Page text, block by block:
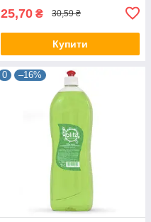
25,70 ₴ 30,59 ₴
Купити
0 –16%